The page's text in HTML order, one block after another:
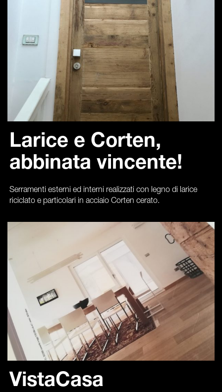
Larice e Corten,
abbinata vincente!
Serramenti esterni ed interni realizzati con legno di larice
riciclato e particolari in acciaio Corten cerato.
VistaCasa